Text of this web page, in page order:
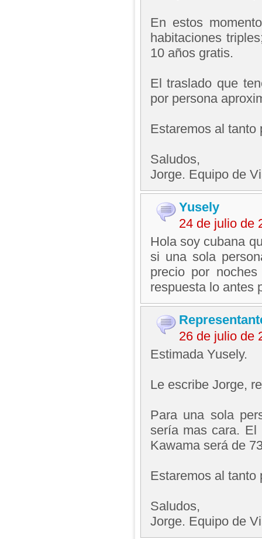
En estos
habitaciones
10 años gratis.
El traslado que
por persona
Estaremos al tanto
Saludos,
Jorge. Equipo de
Yusely
24 de julio de
Hola soy cubana
si una sola
precio por
respuesta lo antes
26 de julio de
Estimada Yusely.
Le escribe Jorge,
Para una sola
sería mas cara.
Kawama será de
Estaremos al tanto
Saludos,
Jorge. Equipo de